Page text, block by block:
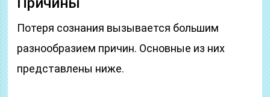
Потеря сознания вызывается большим
разнообразием причин. Основные из них
представлены ниже.